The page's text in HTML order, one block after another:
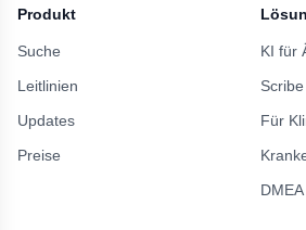
Produkt
Suche
Leitlinien
Updates
Preise
KI für
Für